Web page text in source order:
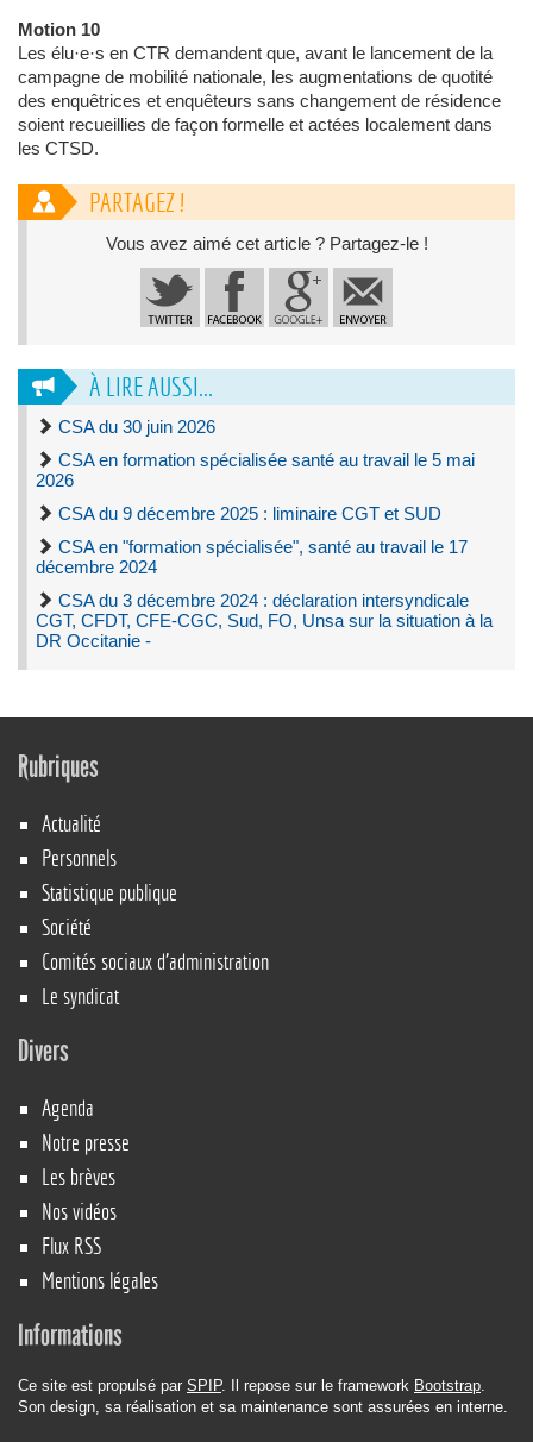
Motion 10
Les élu·e·s en CTR demandent que, avant le lancement de la
campagne de mobilité nationale, les augmentations de quotité
des enquêtrices et enquêteurs sans changement de résidence
soient recueillies de façon formelle et actées localement dans
les CTSD.
PARTAGEZ !
Vous avez aimé cet article ? Partagez-le !
À LIRE AUSSI...
CSA du 30 juin 2026
CSA en formation spécialisée santé au travail le 5 mai
2026
CSA du 9 décembre 2025 : liminaire CGT et SUD
CSA en "formation spécialisée", santé au travail le 17
décembre 2024
CSA du 3 décembre 2024 : déclaration intersyndicale
CGT, CFDT, CFE-CGC, Sud, FO, Unsa sur la situation à la
DR Occitanie -
Rubriques
Actualité
Personnels
Statistique publique
Société
Comités sociaux d’administration
Le syndicat
Divers
Agenda
Notre presse
Les brèves
Nos vidéos
Flux RSS
Mentions légales
Informations
Ce site est propulsé par SPIP. Il repose sur le framework Bootstrap.
Son design, sa réalisation et sa maintenance sont assurées en interne.